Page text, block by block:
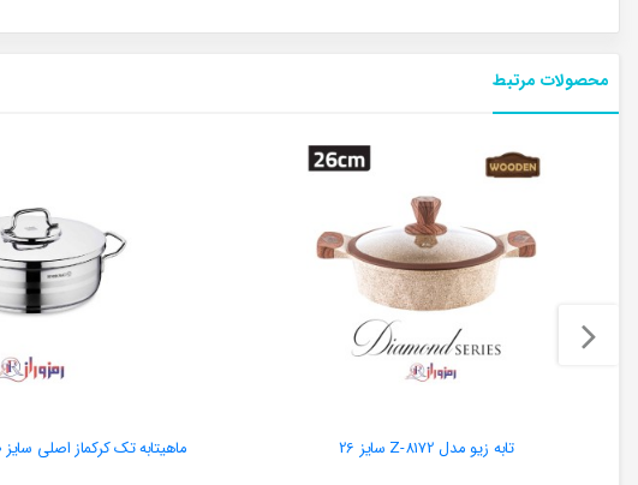
محصولات مرتبط
تابه زیو مدل Z-8172 سایز 26 ماهیتابه تک کرکماز اصلی سایز 30 مدل آسترا A2037